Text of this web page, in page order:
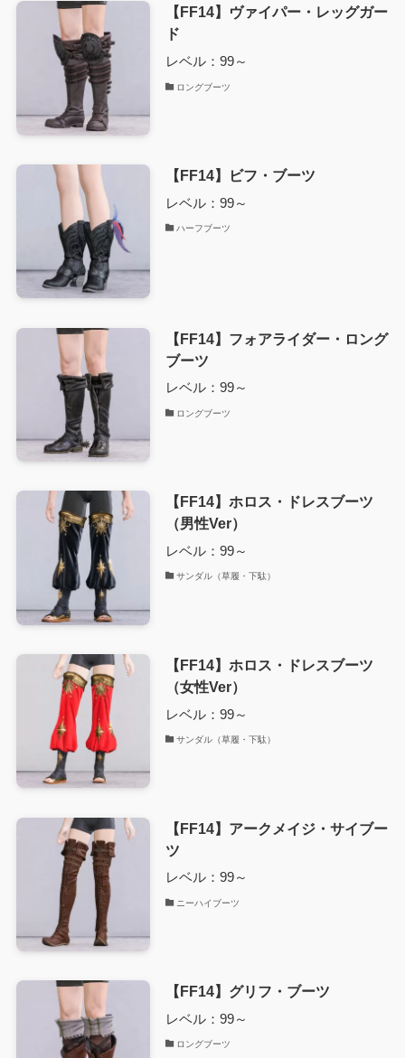
【FF14】ヴァイパー・レッグガー
ド
レベル：99～
ロングブーツ
【FF14】ビフ・ブーツ
レベル：99～
ハーフブーツ
【FF14】フォアライダー・ロング
ブーツ
レベル：99～
ロングブーツ
【FF14】ホロス・ドレスブーツ
（男性Ver）
レベル：99～
サンダル（草履・下駄）
【FF14】ホロス・ドレスブーツ
（女性Ver）
レベル：99～
サンダル（草履・下駄）
【FF14】アークメイジ・サイブー
ツ
レベル：99～
ニーハイブーツ
【FF14】グリフ・ブーツ
レベル：99～
ロングブーツ